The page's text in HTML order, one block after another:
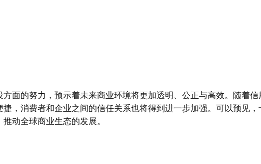
面的努力，预示着未来商业环境将更加透明、公正与高效。随着
，消费者和企业之间的信任关系也将得到进一步加强。可以预见
动全球商业生态的发展。